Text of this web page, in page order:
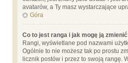
avatarów, a Ty masz wystarczające
Góra
Co to jest ranga i jak mogę ją
Rangi, wyświetlane pod nazwami
Ogólnie to nie możesz tak po prostu
licznik postów i przez to swoją rangę.